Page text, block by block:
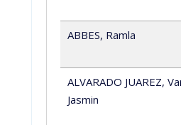
ABBES, Ramla
ALVARADO JUAREZ,
Jasmin